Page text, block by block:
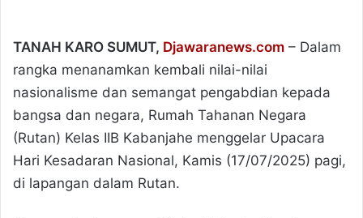
TANAH KARO SUMUT, Djawaranews.com – Dalam
rangka menanamkan kembali nilai-nilai
nasionalisme dan semangat pengabdian kepada
bangsa dan negara, Rumah Tahanan Negara
(Rutan) Kelas IIB Kabanjahe menggelar Upacara
Hari Kesadaran Nasional, Kamis (17/07/2025) pagi,
di lapangan dalam Rutan.